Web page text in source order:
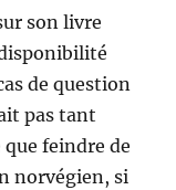
son livre
de question
pas tant
feindre de
norvégien, si